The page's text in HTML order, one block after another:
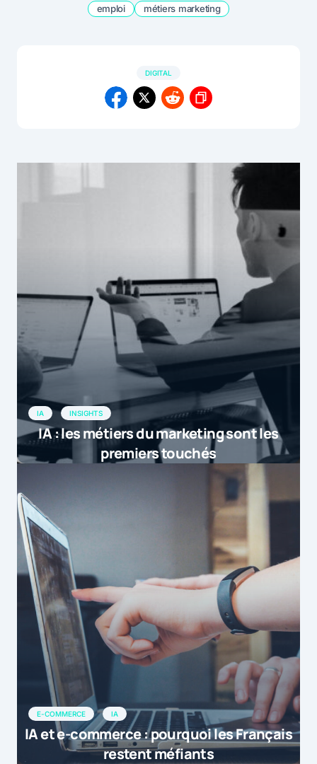
emploi métiers marketing
DIGITAL
IA INSIGHTS
IA : les métiers du marketing sont les
premiers touchés
E-COMMERCE IA
IA et e-commerce : pourquoi les Français
restent méfiants